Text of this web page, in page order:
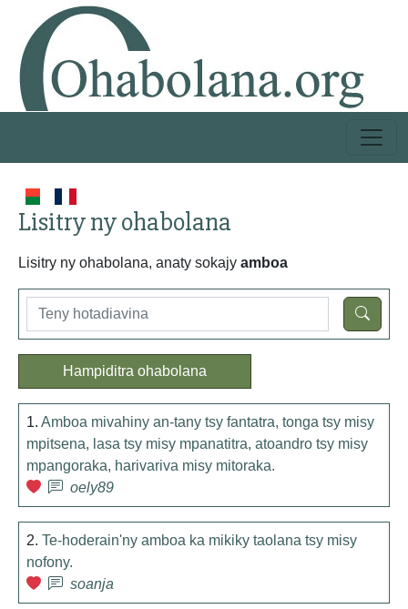
Lisitry ny ohabolana
Lisitry ny ohabolana, anaty sokajy amboa
Hampiditra ohabolana
1. Amboa mivahiny an-tany tsy fantatra, tonga tsy misy
mpitsena, lasa tsy misy mpanatitra, atoandro tsy misy
mpangoraka, harivariva misy mitoraka.
oely89
2. Te-hoderain'ny amboa ka mikiky taolana tsy misy
nofony.
soanja